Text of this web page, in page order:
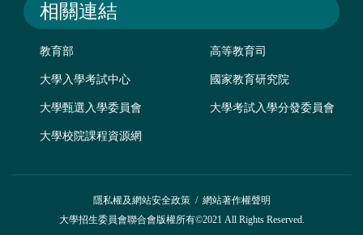
相關連結
教育部 高等教育司
大學入學考試中心 國家教育研究院
大學甄選入學委員會 大學考試入學分發委員會
大學校院課程資源網
隱私權及網站安全政策/ 網站著作權聲明
大學招生委員會聯合會版權所有©2021 All Rights Reserved.